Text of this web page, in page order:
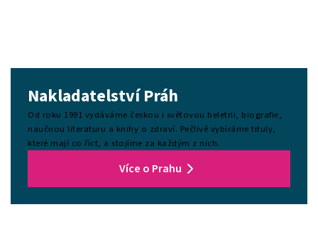
Nakladatelství Práh
Od roku 1991 vydáváme českou i světovou beletrii, biografie,
naučnou literaturu a knihy o zdraví. Pečlivě vybíráme tituly,
které mají co říct, a stojíme za každým z nich.
Více o Prahu